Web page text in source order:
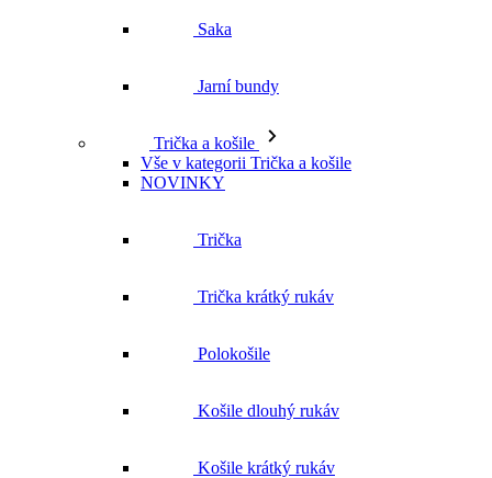
Saka
Jarní bundy
Trička a košile
Vše v kategorii Trička a košile
NOVINKY
Trička
Trička krátký rukáv
Polokošile
Košile dlouhý rukáv
Košile krátký rukáv